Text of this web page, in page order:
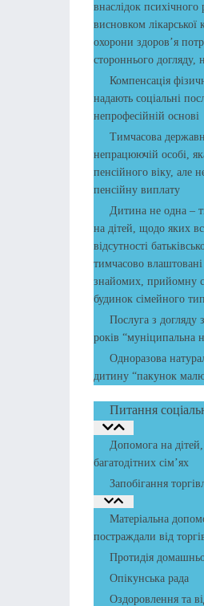
внаслідок психічного
висновком лікарської
охорони здоров’я
стороннього догляду,
Компенсація
надають соціальні
непрофесійній основі
Тимчасова
непрацюючій особі,
пенсійного віку, але
пенсійну виплату
Дитина не одна –
на дітей, щодо яких
відсутності
тимчасово
знайомих, прийомну
будинок сімейного
Послуга з догляду
років “муніципальна
Одноразова
дитину “пакунок
Питання
Допомога на
багатодітних сім’ях
Запобігання
Матеріальна
постраждали від
Протидія
Опікунська рада
Оздоровлення та